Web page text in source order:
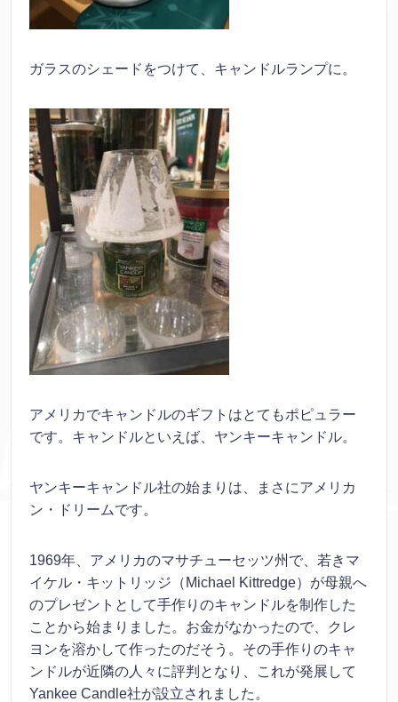
ガラスのシェードをつけて、キャンドルランプに。
アメリカでキャンドルのギフトはとてもポピュラー
です。キャンドルといえば、ヤンキーキャンドル。
ヤンキーキャンドル社の始まりは、まさにアメリカ
ン・ドリームです。
1969年、アメリカのマサチューセッツ州で、若きマ
イケル・キットリッジ（Michael Kittredge）が母親へ
のプレゼントとして手作りのキャンドルを制作した
ことから始まりました。お金がなかったので、クレ
ヨンを溶かして作ったのだそう。その手作りのキャ
ンドルが近隣の人々に評判となり、これが発展して
Yankee Candle社が設立されました。